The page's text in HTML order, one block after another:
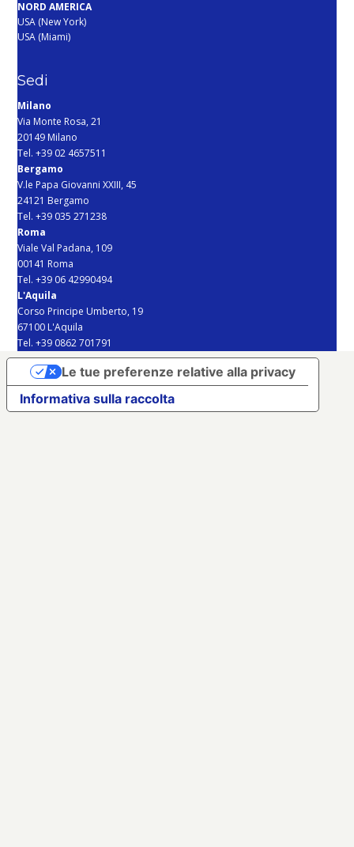
NORD AMERICA
USA (New York)
USA (Miami)
Sedi
Milano
Via Monte Rosa, 21
20149 Milano
Tel. +39 02 4657511
Bergamo
V.le Papa Giovanni XXIII, 45
24121 Bergamo
Tel. +39 035 271238
Roma
Viale Val Padana, 109
00141 Roma
Tel. +39 06 42990494
L'Aquila
Corso Principe Umberto, 19
67100 L'Aquila
Tel. +39 0862 701791
Informativa sulla raccolta
Le tue preferenze relative alla privacy